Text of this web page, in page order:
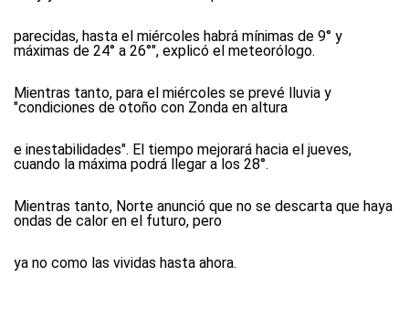
parecidas, hasta el miércoles habrá mínimas de 9° y
máximas de 24° a 26°", explicó el meteorólogo.
Mientras tanto, para el miércoles se prevé lluvia y
"condiciones de otoño con Zonda en altura
e inestabilidades". El tiempo mejorará hacia el jueves,
cuando la máxima podrá llegar a los 28°.
Mientras tanto, Norte anunció que no se descarta que haya
ondas de calor en el futuro, pero
ya no como las vividas hasta ahora.